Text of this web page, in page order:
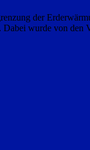
der
wurde von den